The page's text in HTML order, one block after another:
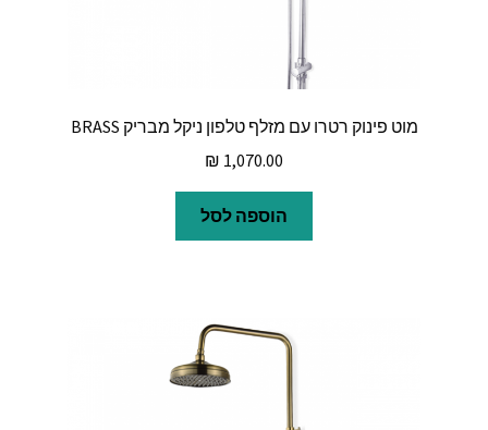
מוט פינוק רטרו עם מזלף טלפון ניקל מבריק BRASS
₪ 1,070.00
הוספה לסל